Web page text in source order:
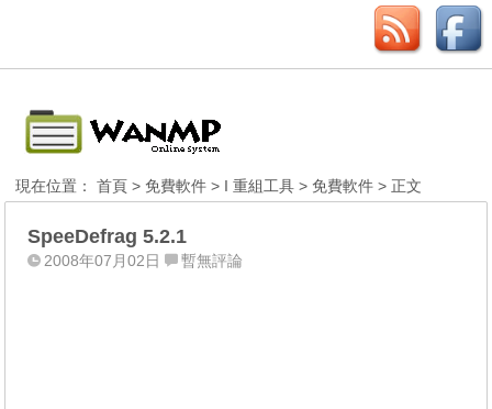
現在位置：首頁 >免費軟件 > I 重組工具 >免費軟件 > 正文
SpeeDefrag 5.2.1
2008年07月02日 暫無評論